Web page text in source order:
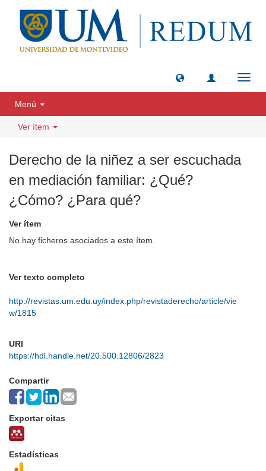
Menú
Ver ítem
Derecho de la niñez a ser escuchada
en mediación familiar: ¿Qué?
¿Cómo? ¿Para qué?
Ver ítem
No hay ficheros asociados a este ítem.
Ver texto completo
http://revistas.um.edu.uy/index.php/revistaderecho/article/vie
w/1815
URI
https://hdl.handle.net/20.500.12806/2823
Compartir
Exportar citas
Estadísticas